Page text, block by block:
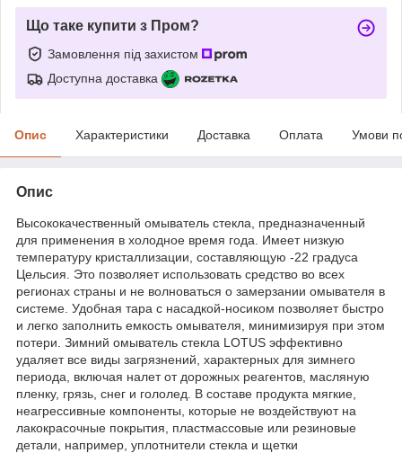
Що таке купити з Пром?
Замовлення під захистом
Доступна доставка
Опис Характеристики Доставка Оплата Умови
Опис
Высококачественный омыватель стекла, предназначенный
для применения в холодное время года. Имеет низкую
температуру кристаллизации, составляющую -22 градуса
Цельсия. Это позволяет использовать средство во всех
регионах страны и не волноваться о замерзании омывателя в
системе. Удобная тара с насадкой-носиком позволяет быстро
и легко заполнить емкость омывателя, минимизируя при этом
потери. Зимний омыватель стекла LOTUS эффективно
удаляет все виды загрязнений, характерных для зимнего
периода, включая налет от дорожных реагентов, масляную
пленку, грязь, снег и гололед. В составе продукта мягкие,
неагрессивные компоненты, которые не воздействуют на
лакокрасочные покрытия, пластмассовые или резиновые
детали, например, уплотнители стекла и щетки